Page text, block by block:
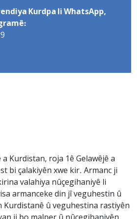
Kurdpa li WhatsApp,
Kurdistan, roja 1ê Gelawêjê a
bi çalakiyên xwe kir. Armanc ji
valahiya nûçegihaniyê li
armanceke din jî veguhestin û
û veguhestina rastiyên